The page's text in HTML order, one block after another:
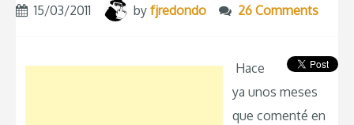
15/03/2011 by fjredondo 26 Comments
Hace
ya unos meses
que comenté en